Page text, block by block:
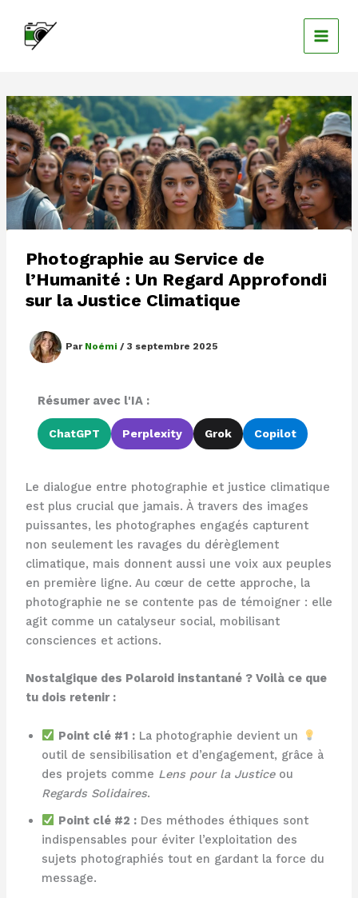
contenu
Photographie au Service de
l’Humanité : Un Regard Approfondi
sur la Justice Climatique
Par Noémi / 3 septembre 2025
Résumer avec l'IA :
ChatGPT Perplexity Grok Copilot
Le dialogue entre photographie et justice climatique
est plus crucial que jamais. À travers des images
puissantes, les photographes engagés capturent
non seulement les ravages du dérèglement
climatique, mais donnent aussi une voix aux peuples
en première ligne. Au cœur de cette approche, la
photographie ne se contente pas de témoigner : elle
agit comme un catalyseur social, mobilisant
consciences et actions.
Nostalgique des Polaroid instantané ? Voilà ce que
tu dois retenir :
Point clé #1 : La photographie devient un
outil de sensibilisation et d’engagement, grâce à
des projets comme Lens pour la Justiceou
Regards Solidaires.
Point clé #2 : Des méthodes éthiques sont
indispensables pour éviter l’exploitation des
sujets photographiés tout en gardant la force du
message.